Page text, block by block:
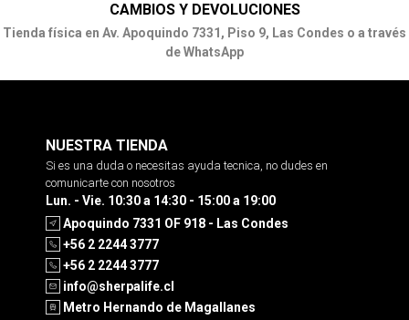
CAMBIOS Y DEVOLUCIONES
Tienda física en Av. Apoquindo 7331, Piso 9, Las Condes o a través
de WhatsApp
NUESTRA TIENDA
Si es una duda o necesitas ayuda tecnica, no dudes en
comunicarte con nosotros
Lun. - Vie. 10:30 a 14:30 - 15:00 a 19:00
Apoquindo 7331 OF 918 - Las Condes
+56 2 2244 3777
+56 2 2244 3777
info@sherpalife.cl
Metro Hernando de Magallanes